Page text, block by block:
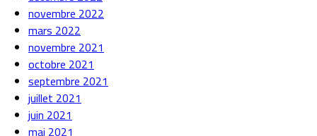
novembre 2022
mars 2022
novembre 2021
octobre 2021
septembre 2021
juillet 2021
juin 2021
mai 2021